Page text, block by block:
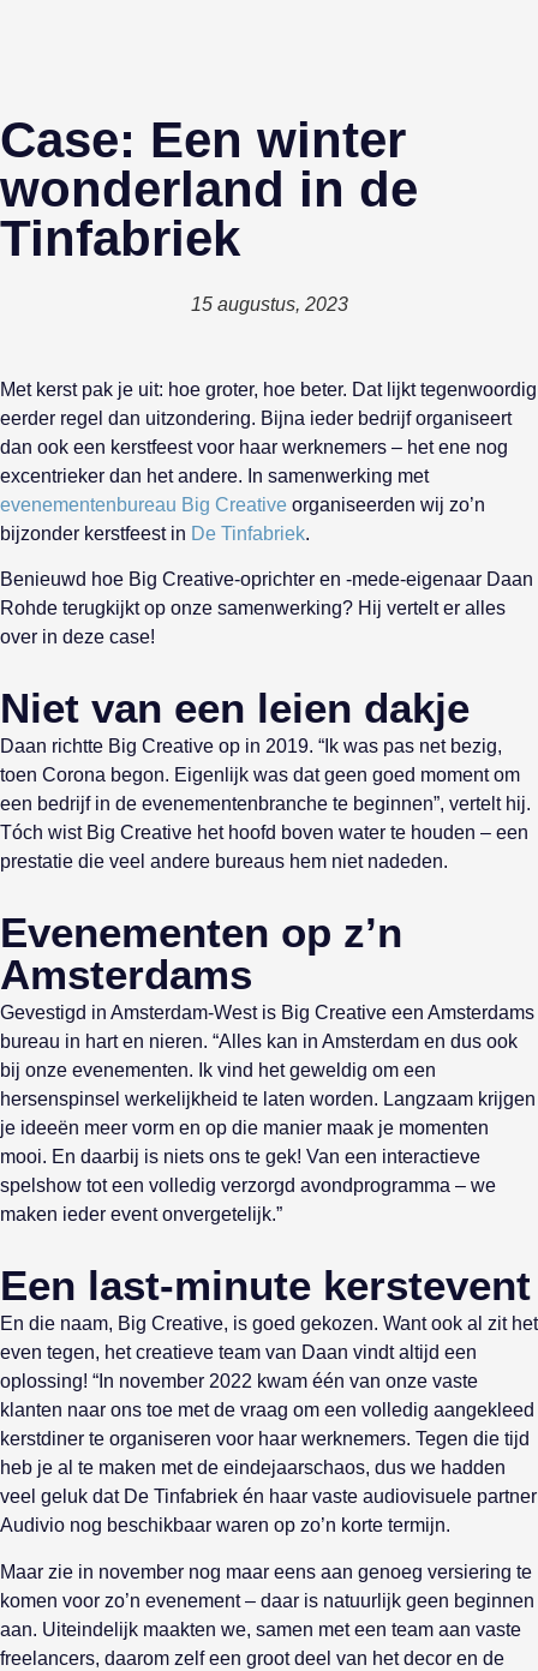
Case: Een winter
wonderland in de
Tinfabriek
15 augustus, 2023
Met kerst pak je uit: hoe groter, hoe beter. Dat lijkt tegenwoordig
eerder regel dan uitzondering. Bijna ieder bedrijf organiseert
dan ook een kerstfeest voor haar werknemers – het ene nog
excentrieker dan het andere. In samenwerking met
evenementenbureau Big Creative organiseerden wij zo’n
bijzonder kerstfeest in De Tinfabriek.
Benieuwd hoe Big Creative-oprichter en -mede-eigenaar Daan
Rohde terugkijkt op onze samenwerking? Hij vertelt er alles
over in deze case!
Niet van een leien dakje
Daan richtte Big Creative op in 2019. “Ik was pas net bezig,
toen Corona begon. Eigenlijk was dat geen goed moment om
een bedrijf in de evenementenbranche te beginnen”, vertelt hij.
Tóch wist Big Creative het hoofd boven water te houden – een
prestatie die veel andere bureaus hem niet nadeden.
Evenementen op z’n
Amsterdams
Gevestigd in Amsterdam-West is Big Creative een Amsterdams
bureau in hart en nieren. “Alles kan in Amsterdam en dus ook
bij onze evenementen. Ik vind het geweldig om een
hersenspinsel werkelijkheid te laten worden. Langzaam krijgen
je ideeën meer vorm en op die manier maak je momenten
mooi. En daarbij is niets ons te gek! Van een interactieve
spelshow tot een volledig verzorgd avondprogramma – we
maken ieder event onvergetelijk.”
Een last-minute kerstevent
En die naam, Big Creative, is goed gekozen. Want ook al zit het
even tegen, het creatieve team van Daan vindt altijd een
oplossing! “In november 2022 kwam één van onze vaste
klanten naar ons toe met de vraag om een volledig aangekleed
kerstdiner te organiseren voor haar werknemers. Tegen die tijd
heb je al te maken met de eindejaarschaos, dus we hadden
veel geluk dat De Tinfabriek én haar vaste audiovisuele partner
Audivio nog beschikbaar waren op zo’n korte termijn.
Maar zie in november nog maar eens aan genoeg versiering te
komen voor zo’n evenement – daar is natuurlijk geen beginnen
aan. Uiteindelijk maakten we, samen met een team aan vaste
freelancers, daarom zelf een groot deel van het decor en de